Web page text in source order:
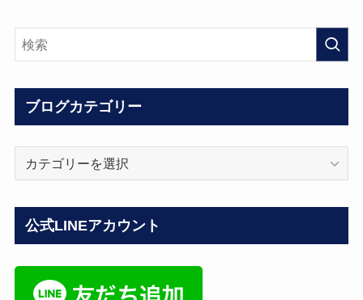
ブログカテゴリー
公式LINEアカウント